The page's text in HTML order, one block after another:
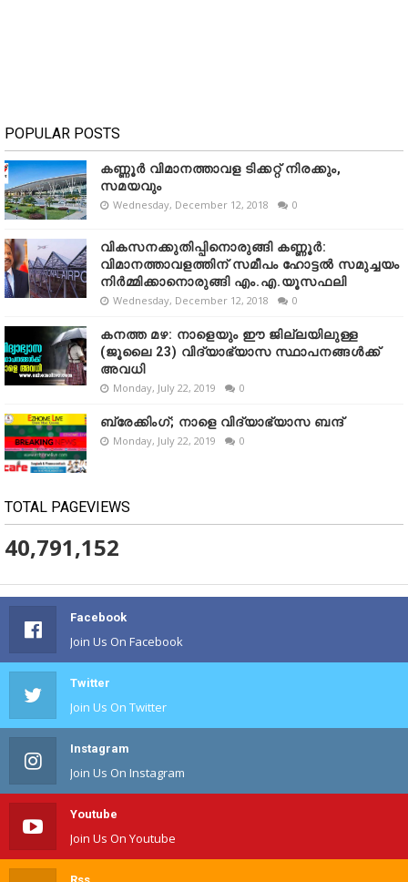
POPULAR POSTS
കണ്ണൂർ വിമാനത്താവള ടിക്കറ്റ് നിരക്കും,
സമയവും
Wednesday, December 12, 2018 0
വികസനക്കുതിപ്പിനൊരുങ്ങി കണ്ണൂർ:
വിമാനത്താവളത്തിന് സമീപം ഹോട്ടൽ സമുച്ചയം
നിർമ്മിക്കാനൊരുങ്ങി എം.എ.യൂസഫലി
Wednesday, December 12, 2018 0
കനത്ത മഴ: നാളെയും ഈ ജില്ലയിലുള്ള
(ജൂലൈ 23) വിദ്യാഭ്യാസ സ്ഥാപനങ്ങൾക്ക്
അവധി
Monday, July 22, 2019 0
ബ്രേക്കിംഗ്; നാളെ വിദ്യാഭ്യാസ ബന്ദ്
Monday, July 22, 2019 0
TOTAL PAGEVIEWS
40,791,152
Facebook
Join Us On Facebook
Twitter
Join Us On Twitter
Instagram
Join Us On Instagram
Youtube
Join Us On Youtube